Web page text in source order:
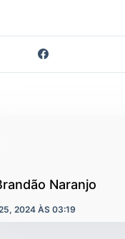
Naranjo
2024 ÀS 03:19